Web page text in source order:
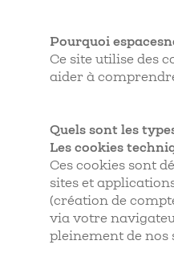
Pourquoi
Ce site utilise des
aider à
Quels sont les
Les cookies
Ces cookies sont
sites et
(création de
via votre
pleinement de nos